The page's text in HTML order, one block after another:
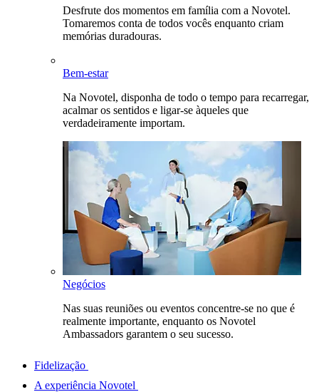
Desfrute dos momentos em família com a Novotel.
Tomaremos conta de todos vocês enquanto criam
memórias duradouras.
Bem-estar
Na Novotel, disponha de todo o tempo para recarregar,
acalmar os sentidos e ligar-se àqueles que
verdadeiramente importam.
Negócios
Nas suas reuniões ou eventos concentre-se no que é
realmente importante, enquanto os Novotel
Ambassadors garantem o seu sucesso.
Fidelização
A experiência Novotel